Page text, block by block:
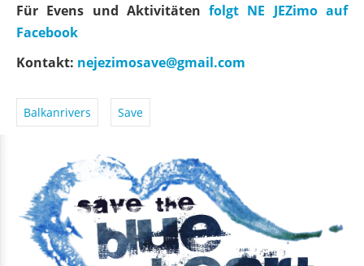
Für Evens und Aktivitätenfolgt NE JEZimo auf
Facebook
Kontakt: nejezimosave@gmail.com
Balkanrivers Save